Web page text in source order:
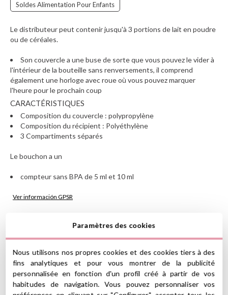
Soldes Alimentation Pour Enfants
Le distributeur peut contenir jusqu'à 3 portions de lait en poudre
ou de céréales.
Son couvercle a une buse de sorte que vous pouvez le vider à
l'intérieur de la bouteille sans renversements, il comprend
également une horloge avec roue où vous pouvez marquer
l'heure pour le prochain coup
CARACTÉRISTIQUES
Composition du couvercle : polypropylène
Composition du récipient : Polyéthylène
3 Compartiments séparés
Le bouchon a un
compteur sans BPA de 5 ml et 10 ml
Ver información GPSR
dentro de la UE, que garantiza que el producto cumple con
Productos Infantiles Tutete S.L.
Dirección: C/ Yecla 10, Polígono industrial La Polvorista,
30500, Molina de Segura, Murcia
dpd@tutete.com
5
7 Avis
5
4
4
3
3
0
1
0
Paramètres des cookies
Nous utilisons nos propres cookies et des cookies tiers à des
fins analytiques et pour vous montrer de la publicité
personnalisée en fonction d'un profil créé à partir de vos
habitudes de navigation. Vous pouvez personnaliser vos